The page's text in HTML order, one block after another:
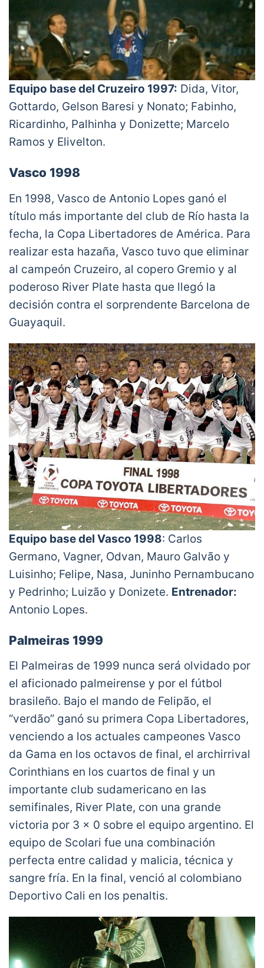
Equipo base del Cruzeiro 1997: Dida, Vitor,
Gottardo, Gelson Baresi y Nonato; Fabinho,
Ricardinho, Palhinha y Donizette; Marcelo
Ramos y Elivelton.
Vasco 1998
En 1998, Vasco de Antonio Lopes ganó el
título más importante del club de Río hasta la
fecha, la Copa Libertadores de América. Para
realizar esta hazaña, Vasco tuvo que eliminar
al campeón Cruzeiro, al copero Gremio y al
poderoso River Plate hasta que llegó la
decisión contra el sorprendente Barcelona de
Guayaquil.
Equipo base del Vasco 1998: Carlos
Germano, Vagner, Odvan, Mauro Galvão y
Luisinho; Felipe, Nasa, Juninho Pernambucano
y Pedrinho; Luizão y Donizete. Entrenador:
Antonio Lopes.
Palmeiras 1999
El Palmeiras de 1999 nunca será olvidado por
el aficionado palmeirense y por el fútbol
brasileño. Bajo el mando de Felipão, el
“verdão” ganó su primera Copa Libertadores,
venciendo a los actuales campeones Vasco
da Gama en los octavos de final, el archirrival
Corinthians en los cuartos de final y un
importante club sudamericano en las
semifinales, River Plate, con una grande
victoria por 3 x 0 sobre el equipo argentino. El
equipo de Scolari fue una combinación
perfecta entre calidad y malicia, técnica y
sangre fría. En la final, venció al colombiano
Deportivo Cali en los penaltis.